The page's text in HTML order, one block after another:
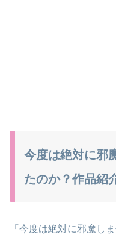
今度は絶対に邪
たのか？作品紹
「今度は絶対に邪魔し